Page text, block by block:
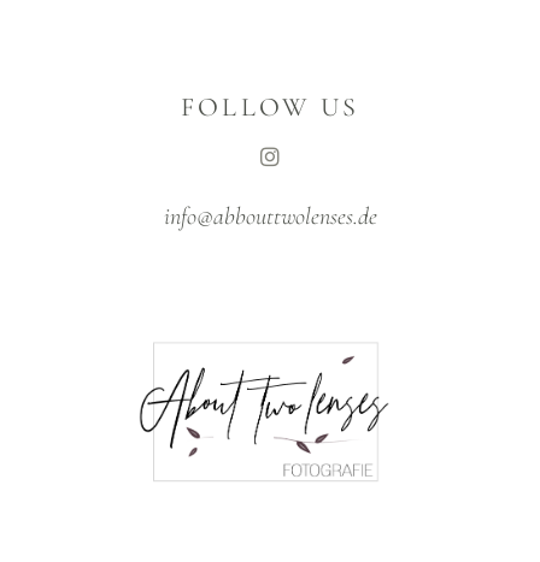
FOLLOW US
info@abbouttwolenses.de